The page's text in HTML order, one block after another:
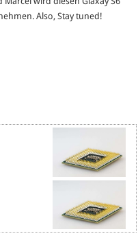
Also, Stay tuned!